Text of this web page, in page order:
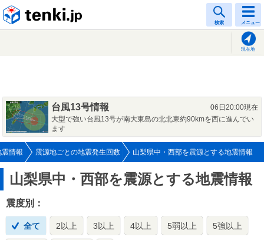
検索 メニュー
現在地
台風13号情報
06日20:00現在
大型で強い台風13号が南大東島の北北東約90kmを西に進んでい
ます
震情報 震源地ごとの地震発生回数 山梨県中・西部を震源とする地震情報
山梨県中・西部を震源とする地震情報
震度別：
全て 2以上 3以上 4以上 5弱以上 5強以上